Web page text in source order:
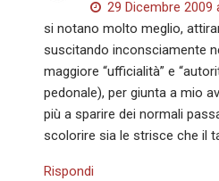
29 Dicembre 2009
si notano molto meglio,
suscitando inconsciamente
maggiore “ufficialità” e
pedonale), per giunta a mio
più a sparire dei normali
scolorire sia le strisce che il
Rispondi